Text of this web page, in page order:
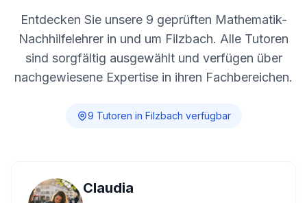
Entdecken Sie unsere 9 geprüften Mathematik-
Nachhilfelehrer in und um Filzbach. Alle Tutoren
sind sorgfältig ausgewählt und verfügen über
nachgewiesene Expertise in ihren Fachbereichen.
9 Tutoren in Filzbach verfügbar
Claudia